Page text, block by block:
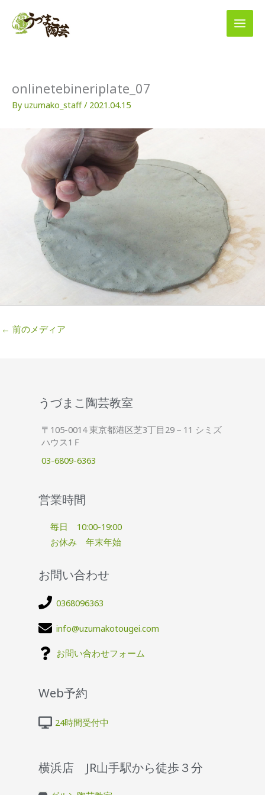
onlinetebineriplate_07
Byuzumako_staff/ 2021.04.15
← 前のメディア
うづまこ陶芸教室
〒105-0014 東京都港区芝3丁目29－11 シミズ
ハウス1Ｆ
03-6809-6363
営業時間
毎日 10:00-19:00
お休み 年末年始
お問い合わせ
0368096363
info@uzumakotougei.com
お問い合わせフォーム
Web予約
24時間受付中
横浜店 JR山手駅から徒歩３分